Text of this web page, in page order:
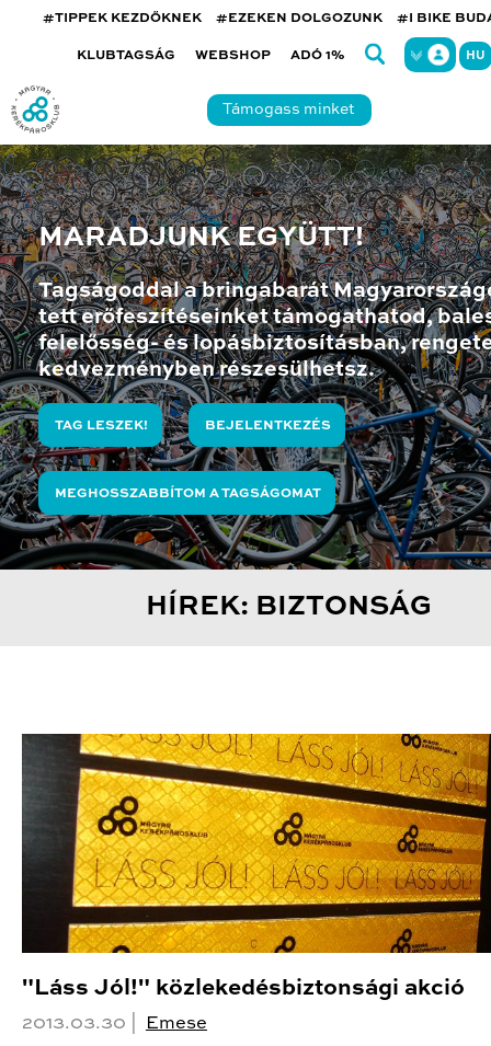
#TIPPEK KEZDŐKNEK #EZEKEN DOLGOZUNK #I BIKE
KLUBTAGSÁG WEBSHOP ADÓ 1% HU
Támogass minket
MARADJUNK EGYÜTT!
Tagságoddal a bringabarát
tett erőfeszítéseinket támogathatod,
felelősség- és lopásbiztosításban,
kedvezményben részesülhetsz.
TAG LESZEK! BEJELENTKEZÉS
MEGHOSSZABBÍTOM A TAGSÁGOMAT
HÍREK: BIZTONSÁG
"Láss Jól!" közlekedésbiztonsági akció
2013.03.30 | Emese